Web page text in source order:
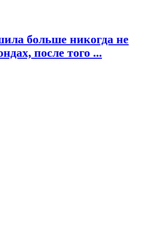
больше никогда не
после того ...